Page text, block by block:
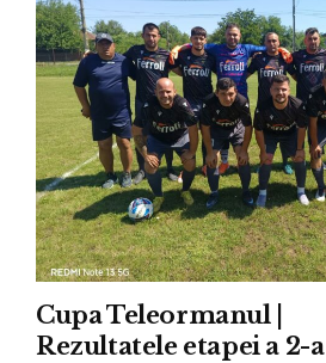
Cupa Teleormanul |
Rezultatele etapei a 2-a